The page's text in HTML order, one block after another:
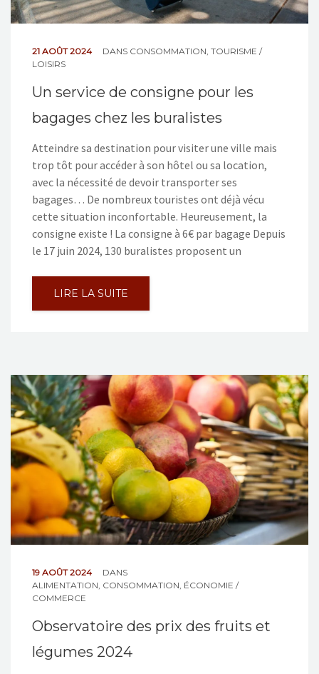
21 AOÛT 2024 DANS CONSOMMATION, TOURISME /
LOISIRS
Un service de consigne pour les
bagages chez les buralistes
Atteindre sa destination pour visiter une ville mais
trop tôt pour accéder à son hôtel ou sa location,
avec la nécessité de devoir transporter ses
bagages… De nombreux touristes ont déjà vécu
cette situation inconfortable. Heureusement, la
consigne existe ! La consigne à 6€ par bagage Depuis
le 17 juin 2024, 130 buralistes proposent un
LIRE LA SUITE
19 AOÛT 2024
DANS
ALIMENTATION, CONSOMMATION, ÉCONOMIE /
COMMERCE
Observatoire des prix des fruits et
légumes 2024